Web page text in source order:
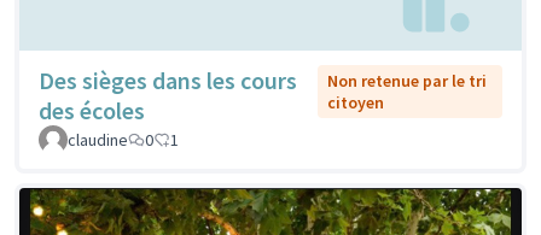
Des sièges dans les cours
des écoles
Non retenue par le tri
citoyen
claudine
0 1